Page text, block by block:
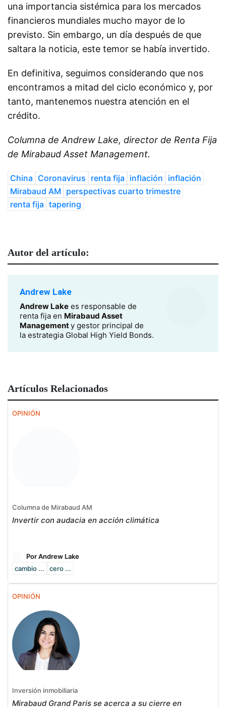
una importancia sistémica para los mercados
financieros mundiales mucho mayor de lo
previsto. Sin embargo, un día después de que
saltara la noticia, este temor se había invertido.
En definitiva, seguimos considerando que nos
encontramos a mitad del ciclo económico y, por
tanto, mantenemos nuestra atención en el
crédito.
Columna de Andrew Lake, director de Renta Fija
de Mirabaud Asset Management.
China Coronavirus renta fija inflación inflación
Mirabaud AM perspectivas cuarto trimestre
renta fija tapering
Autor del artículo:
Andrew Lake
Andrew Lake es responsable de
renta fija en Mirabaud Asset
Managementy gestor principal de
la estrategia Global High Yield Bonds.
Artículos Relacionados
OPINIÓN
Columna de Mirabaud AM
Invertir con audacia en acción climática
Por Andrew Lake
cambio ...
cero ...
OPINIÓN
Inversión inmobiliaria
Mirabaud Grand Paris se acerca a su cierre en